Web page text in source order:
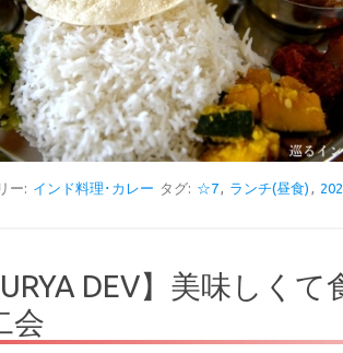
ー: インド料理･カレー タグ: ☆7, ランチ(昼食) ,
DEV】美味しく
会